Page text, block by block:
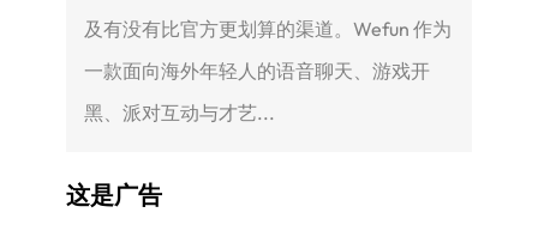
及有没有比官方更划算的渠道。Wefun 作为
一款面向海外年轻人的语音聊天、游戏开
黑、派对互动与才艺...
这是广告